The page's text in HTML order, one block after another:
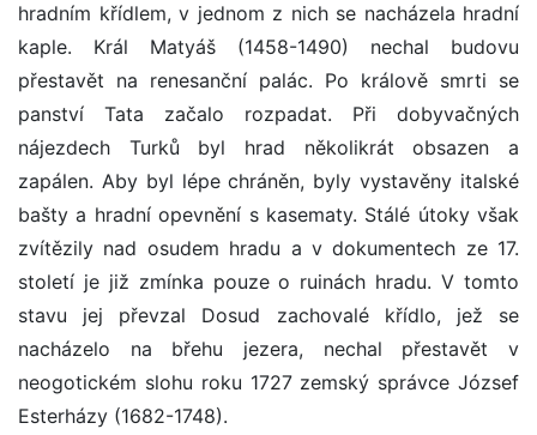
hradním křídlem, v jednom z nich se nacházela hradní
kaple. Král Matyáš (1458-1490) nechal budovu
přestavět na renesanční palác. Po králově smrti se
panství Tata začalo rozpadat. Při dobyvačných
nájezdech Turků byl hrad několikrát obsazen a
zapálen. Aby byl lépe chráněn, byly vystavěny italské
bašty a hradní opevnění s kasematy. Stálé útoky však
zvítězily nad osudem hradu a v dokumentech ze 17.
století je již zmínka pouze o ruinách hradu. V tomto
stavu jej převzal Dosud zachovalé křídlo, jež se
nacházelo na břehu jezera, nechal přestavět v
neogotickém slohu roku 1727 zemský správce József
Esterházy (1682-1748).